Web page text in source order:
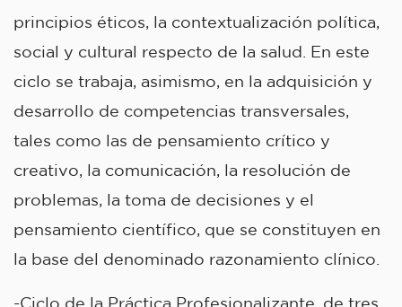
principios éticos, la contextualización política,
social y cultural respecto de la salud. En este
ciclo se trabaja, asimismo, en la adquisición y
desarrollo de competencias transversales,
tales como las de pensamiento crítico y
creativo, la comunicación, la resolución de
problemas, la toma de decisiones y el
pensamiento científico, que se constituyen en
la base del denominado razonamiento clínico.
-Ciclo de la Práctica Profesionalizante, de tres